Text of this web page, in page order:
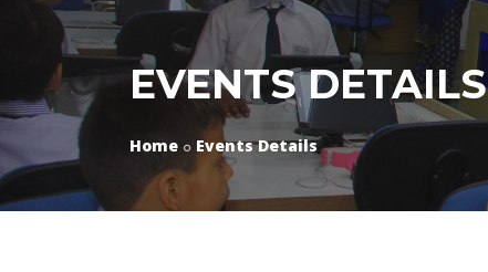
EVENTS DETAILS
Home Events Details